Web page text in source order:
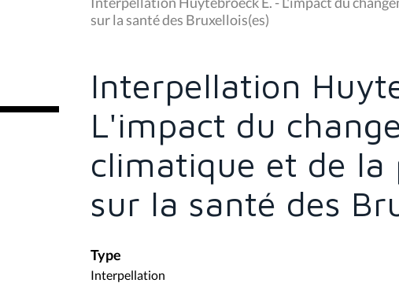
ê
sur la santé des Bruxellois(es)
Interpellation
L'impact du
climatique et de
sur la santé des
Type
Interpellation